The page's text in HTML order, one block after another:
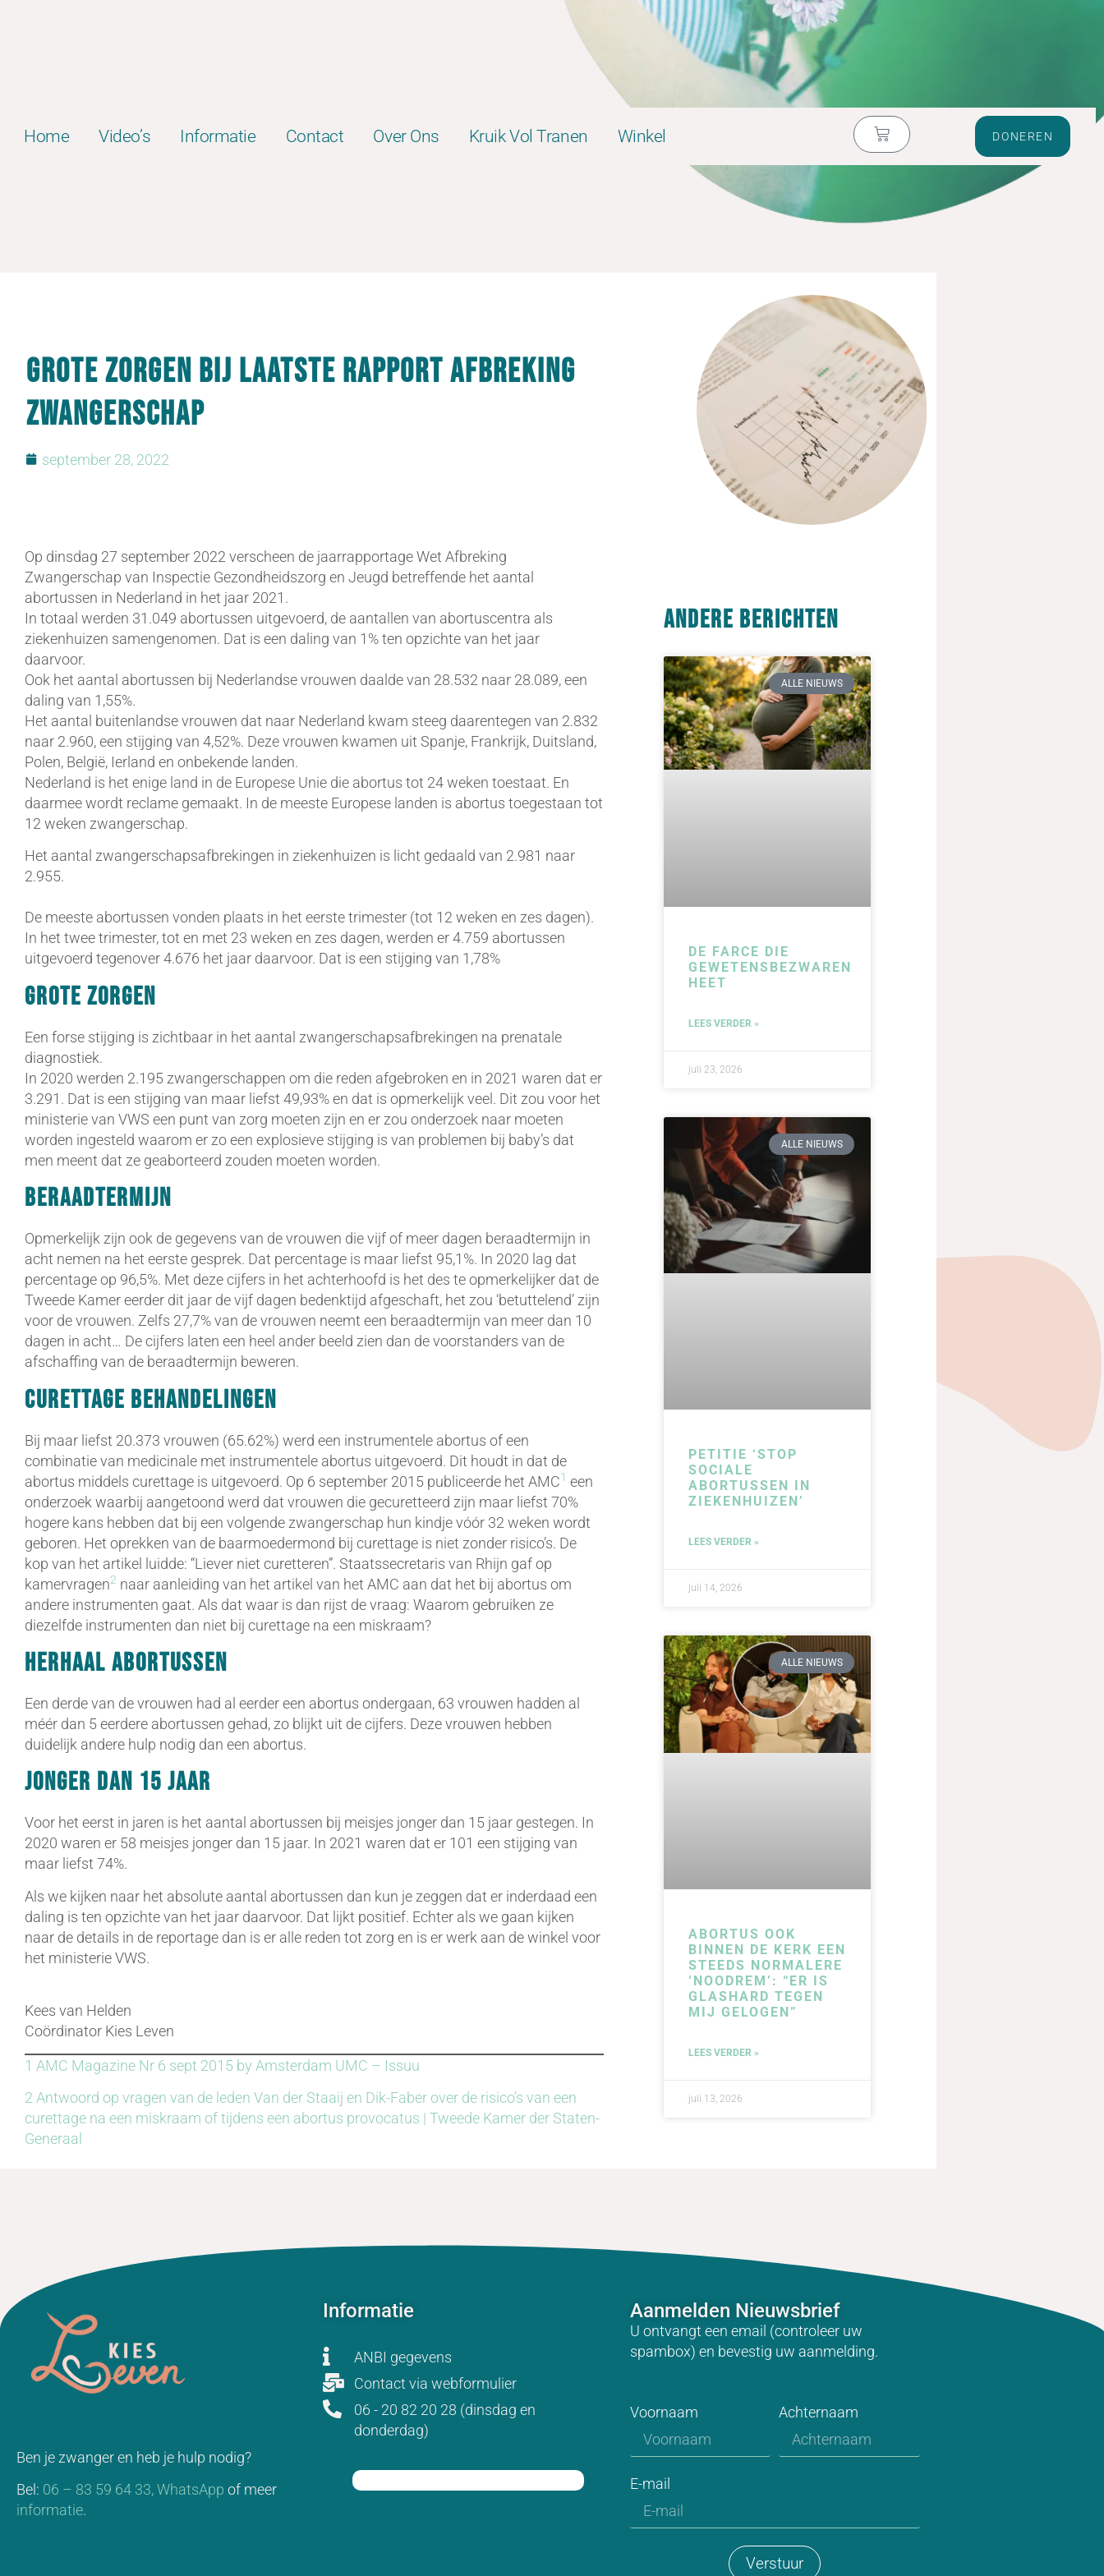
Home Video’s Informatie Contact Over Ons Kruik Vol Tranen Winkel DONEREN
Grote zorgen bij laatste rapport afbreking
zwangerschap
september 28, 2022
Op dinsdag 27 september 2022 verscheen de jaarrapportage Wet Afbreking
Zwangerschap van Inspectie Gezondheidszorg en Jeugd betreffende het aantal
abortussen in Nederland in het jaar 2021.
In totaal werden 31.049 abortussen uitgevoerd, de aantallen van abortuscentra als
ziekenhuizen samengenomen. Dat is een daling van 1% ten opzichte van het jaar
daarvoor.
Ook het aantal abortussen bij Nederlandse vrouwen daalde van 28.532 naar 28.089, een
daling van 1,55%.
Het aantal buitenlandse vrouwen dat naar Nederland kwam steeg daarentegen van 2.832
naar 2.960, een stijging van 4,52%. Deze vrouwen kwamen uit Spanje, Frankrijk, Duitsland,
Polen, België, Ierland en onbekende landen.
Nederland is het enige land in de Europese Unie die abortus tot 24 weken toestaat. En
daarmee wordt reclame gemaakt. In de meeste Europese landen is abortus toegestaan tot
12 weken zwangerschap.
Het aantal zwangerschapsafbrekingen in ziekenhuizen is licht gedaald van 2.981 naar
2.955.
De meeste abortussen vonden plaats in het eerste trimester (tot 12 weken en zes dagen).
In het twee trimester, tot en met 23 weken en zes dagen, werden er 4.759 abortussen
uitgevoerd tegenover 4.676 het jaar daarvoor. Dat is een stijging van 1,78%
Grote zorgen
Een forse stijging is zichtbaar in het aantal zwangerschapsafbrekingen na prenatale
diagnostiek.
In 2020 werden 2.195 zwangerschappen om die reden afgebroken en in 2021 waren dat er
3.291. Dat is een stijging van maar liefst 49,93% en dat is opmerkelijk veel. Dit zou voor het
ministerie van VWS een punt van zorg moeten zijn en er zou onderzoek naar moeten
worden ingesteld waarom er zo een explosieve stijging is van problemen bij baby’s dat
men meent dat ze geaborteerd zouden moeten worden.
Beraadtermijn
Opmerkelijk zijn ook de gegevens van de vrouwen die vijf of meer dagen beraadtermijn in
acht nemen na het eerste gesprek. Dat percentage is maar liefst 95,1%. In 2020 lag dat
percentage op 96,5%. Met deze cijfers in het achterhoofd is het des te opmerkelijker dat de
Tweede Kamer eerder dit jaar de vijf dagen bedenktijd afgeschaft, het zou ‘betuttelend’ zijn
voor de vrouwen. Zelfs 27,7% van de vrouwen neemt een beraadtermijn van meer dan 10
dagen in acht… De cijfers laten een heel ander beeld zien dan de voorstanders van de
afschaffing van de beraadtermijn beweren.
Curettage behandelingen
Bij maar liefst 20.373 vrouwen (65.62%) werd een instrumentele abortus of een
combinatie van medicinale met instrumentele abortus uitgevoerd. Dit houdt in dat de
abortus middels curettage is uitgevoerd. Op 6 september 2015 publiceerde het AMC1 een
onderzoek waarbij aangetoond werd dat vrouwen die gecuretteerd zijn maar liefst 70%
hogere kans hebben dat bij een volgende zwangerschap hun kindje vóór 32 weken wordt
geboren. Het oprekken van de baarmoedermond bij curettage is niet zonder risico’s. De
kop van het artikel luidde: “Liever niet curetteren”. Staatssecretaris van Rhijn gaf op
kamervragen2 naar aanleiding van het artikel van het AMC aan dat het bij abortus om
andere instrumenten gaat. Als dat waar is dan rijst de vraag: Waarom gebruiken ze
diezelfde instrumenten dan niet bij curettage na een miskraam?
Herhaal abortussen
Een derde van de vrouwen had al eerder een abortus ondergaan, 63 vrouwen hadden al
méér dan 5 eerdere abortussen gehad, zo blijkt uit de cijfers. Deze vrouwen hebben
duidelijk andere hulp nodig dan een abortus.
Jonger dan 15 jaar
Voor het eerst in jaren is het aantal abortussen bij meisjes jonger dan 15 jaar gestegen. In
2020 waren er 58 meisjes jonger dan 15 jaar. In 2021 waren dat er 101 een stijging van
maar liefst 74%.
Als we kijken naar het absolute aantal abortussen dan kun je zeggen dat er inderdaad een
daling is ten opzichte van het jaar daarvoor. Dat lijkt positief. Echter als we gaan kijken
naar de details in de reportage dan is er alle reden tot zorg en is er werk aan de winkel voor
het ministerie VWS.
Kees van Helden
Coördinator Kies Leven
1 AMC Magazine Nr 6 sept 2015 by Amsterdam UMC – Issuu
2 Antwoord op vragen van de leden Van der Staaij en Dik-Faber over de risico’s van een
curettage na een miskraam of tijdens een abortus provocatus | Tweede Kamer der Staten-
Generaal
Andere berichten
ALLE NIEUWS
DE FARCE DIE
GEWETENSBEZWAREN
HEET
LEES VERDER »
juli 23, 2026
ALLE NIEUWS
PETITIE ‘STOP
SOCIALE
ABORTUSSEN IN
ZIEKENHUIZEN’
LEES VERDER »
juli 14, 2026
ALLE NIEUWS
ABORTUS OOK
BINNEN DE KERK EEN
STEEDS NORMALERE
‘NOODREM’: “ER IS
GLASHARD TEGEN
MIJ GELOGEN”
LEES VERDER »
juli 13, 2026
Ben je zwanger en heb je hulp nodig?
Bel: 06 – 83 59 64 33,WhatsApp of meer
informatie.
Informatie
ANBI gegevens
Contact via webformulier
06 - 20 82 20 28 (dinsdag en
donderdag)
Aanmelden Nieuwsbrief
U ontvangt een email (controleer uw
spambox) en bevestig uw aanmelding.
Voornaam Achternaam
E-mail
Verstuur